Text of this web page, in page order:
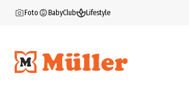
Foto BabyClub Lifestyle